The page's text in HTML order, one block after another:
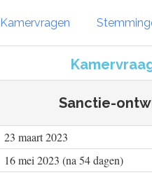
Kamervragen
Sanctie-
23 maart 2023
16 mei 2023 (na 54 dagen)